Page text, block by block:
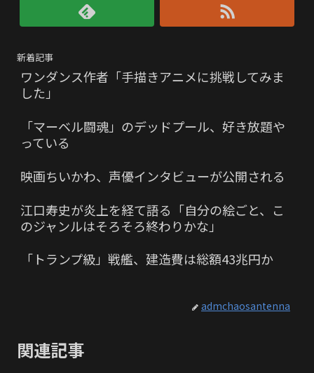
新着記事
ワンダンス作者「手描きアニメに挑戦してみま
した」
「マーベル闘魂」のデッドプール、好き放題や
っている
映画ちいかわ、声優インタビューが公開される
江口寿史が炎上を経て語る「自分の絵ごと、こ
のジャンルはそろそろ終わりかな」
「トランプ級」戦艦、建造費は総額43兆円か
admchaosantenna
関連記事